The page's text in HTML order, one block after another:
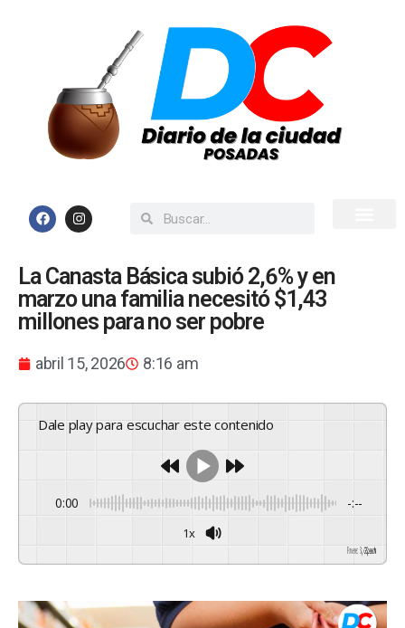
La Canasta Básica subió 2,6% y en
marzo una familia necesitó $1,43
millones para no ser pobre
abril 15, 2026 8:16 am
Dale play para escuchar este contenido
0:00 -:--
1x
GSpeech